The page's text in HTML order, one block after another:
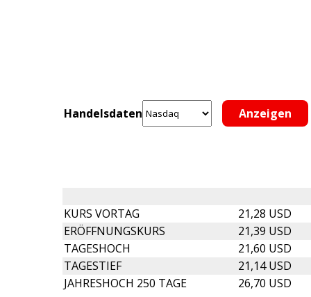
Handelsdaten
KURS VORTAG
21,28 USD
ERÖFFNUNGSKURS
21,39 USD
TAGESHOCH
21,60 USD
TAGESTIEF
21,14 USD
JAHRESHOCH 250 TAGE
26,70 USD